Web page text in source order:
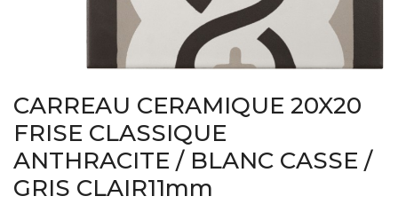
CARREAU CERAMIQUE 20X20
FRISE CLASSIQUE
ANTHRACITE / BLANC CASSE /
GRIS CLAIR11mm